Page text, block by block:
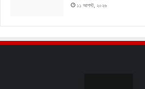
১১ আগস্ট, ২০২৬